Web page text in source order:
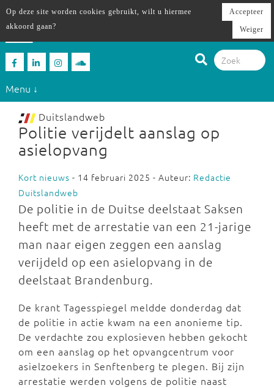
Menu ↓
Duitslandweb
Politie verijdelt aanslag op
asielopvang
Kort nieuws - 14 februari 2025 - Auteur: Redactie
Duitslandweb
De politie in de Duitse deelstaat Saksen
heeft met de arrestatie van een 21-jarige
man naar eigen zeggen een aanslag
verijdeld op een asielopvang in de
deelstaat Brandenburg.
De krant Tagesspiegel meldde donderdag dat
de politie in actie kwam na een anonieme tip.
De verdachte zou explosieven hebben gekocht
om een aanslag op het opvangcentrum voor
asielzoekers in Senftenberg te plegen. Bij zijn
arrestatie werden volgens de politie naast
Op deze site worden cookies gebruikt, wilt u hiermee
akkoord gaan?
Accepteer
Weiger